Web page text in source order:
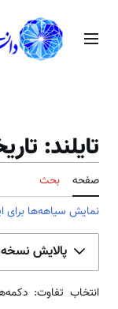
محتوامنوی اصلی
تایلند:
صفحه
بحث
نمایش سیاهه‌ها برای
پالایش
انتخاب تفاوت: